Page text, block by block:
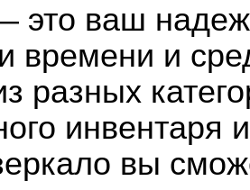
это ваш
времени и
разных
инвентаря
вы